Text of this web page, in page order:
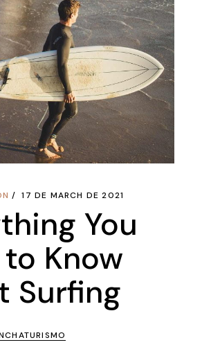
17 DE MARCH DE 2021
You
Know
Surfing